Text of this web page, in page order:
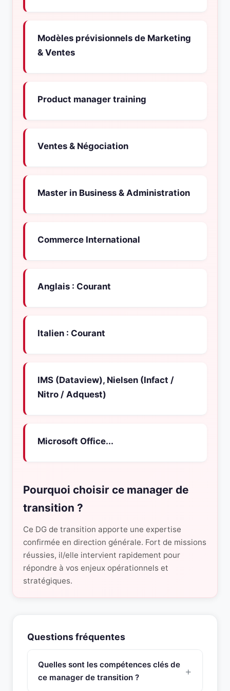
Modèles prévisionnels de Marketing
& Ventes
Product manager training
Ventes & Négociation
Master in Business & Administration
Commerce International
Anglais : Courant
Italien : Courant
IMS (Dataview), Nielsen (Infact /
Nitro / Adquest)
Microsoft Office...
Pourquoi choisir ce manager de
transition ?
Ce DG de transition apporte une expertise
confirmée en direction générale. Fort de missions
réussies, il/elle intervient rapidement pour
répondre à vos enjeux opérationnels et
stratégiques.
Questions fréquentes
Quelles sont les compétences clés de
ce manager de transition ?